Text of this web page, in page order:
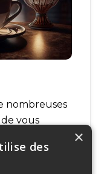
nombreuses
vous
au
CHR. Vous
un bien CHR
×
des